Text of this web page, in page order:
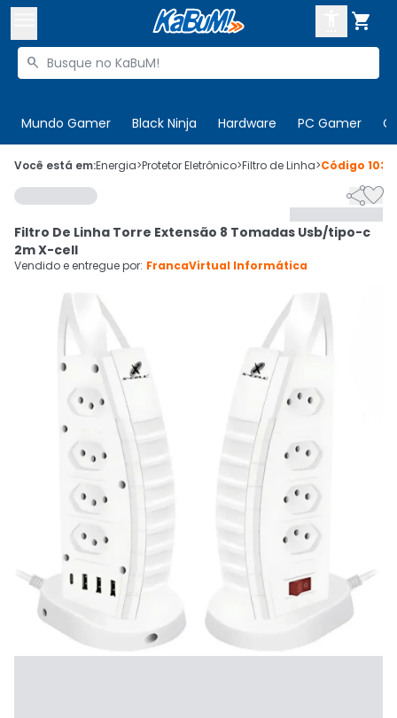

Buscar produtos

Mundo Gamer Black Ninja Hardware PC Gamer
 Olá. Acesse sua conta
 Departamentos
Cupons
Ativar tradutor em libras
CADASTRE-SE
Você está em:Energia>Protetor Eletrônico>Filtro de Linha>Código

Filtro De Linha Torre Extensão 8 Tomadas Usb/tipo-c
2m X-cell
Vendido e entregue por: FrancaVirtual Informática